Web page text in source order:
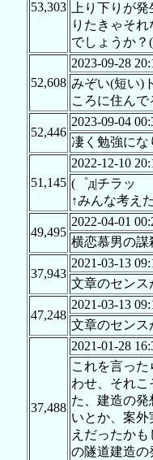
53,303
上り下りが
りたきゃそ
でしょうか？
52,608
2023-09-28
みぞい(短い)
ころに住んで
52,446
2023-09-04
凄く勉強にな
51,145
2022-12-10
(゜д|チラッ
↑みんな考え
49,495
2022-04-01
横恋慕男の謀
37,943
2021-03-13
文章のセンス
47,248
2021-03-13
文章のセンス
37,488
2021-01-28
これを言っ
わせ、それ
た、建造の
いとか、案
えだったか
の隧道建造の